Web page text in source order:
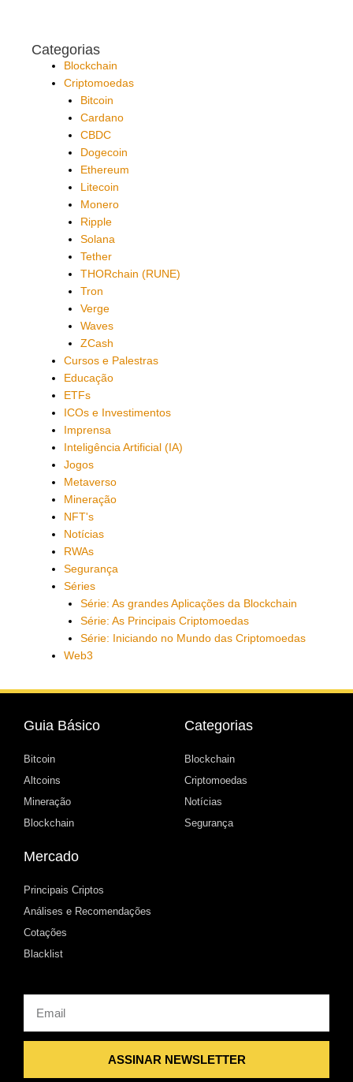
Categorias
Blockchain
Criptomoedas
Bitcoin
Cardano
CBDC
Dogecoin
Ethereum
Litecoin
Monero
Ripple
Solana
Tether
THORchain (RUNE)
Tron
Verge
Waves
ZCash
Cursos e Palestras
Educação
ETFs
ICOs e Investimentos
Imprensa
Inteligência Artificial (IA)
Jogos
Metaverso
Mineração
NFT's
Notícias
RWAs
Segurança
Séries
Série: As grandes Aplicações da Blockchain
Série: As Principais Criptomoedas
Série: Iniciando no Mundo das Criptomoedas
Web3
Guia Básico
Bitcoin
Altcoins
Mineração
Blockchain
Categorias
Blockchain
Criptomoedas
Notícias
Segurança
Mercado
Principais Criptos
Análises e Recomendações
Cotações
Blacklist
ASSINAR NEWSLETTER